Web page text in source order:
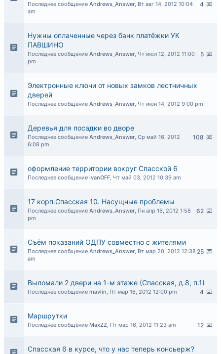
4
Последнее сообщение Andrews_Answer, Вт авг 14, 2012 10:04
am
Нужны оплаченные через банк платёжки УК
ПАВШИНО
5
Последнее сообщение Andrews_Answer, Чт июл 12, 2012 11:00
pm
Электронные ключи от новых замков лестничных
дверей
Последнее сообщение Andrews_Answer, Чт июн 14, 2012 9:00 pm
Деревья для посадки во дворе
108
Последнее сообщение Andrews_Answer, Ср май 16, 2012
6:08 pm
оформление территории вокруг Спасской 6
Последнее сообщение ivanOFF, Чт май 03, 2012 10:39 am
17 корп.Спасская 10. Насущные проблемы
62
Последнее сообщение Andrews_Answer, Пн апр 16, 2012 1:58
pm
Съём показаний ОДПУ совместно с жителями
25
Последнее сообщение Andrews_Answer, Вт мар 20, 2012 12:38
am
Выломали 2 двери на 1-м этаже (Спасская, д.8, п.1)
4
Последнее сообщение mavlin, Пт мар 16, 2012 12:00 pm
Маршрутки
12
Последнее сообщение MaxZZ, Пт мар 16, 2012 11:23 am
Спасская 6 в курсе, что у нас теперь консьерж?